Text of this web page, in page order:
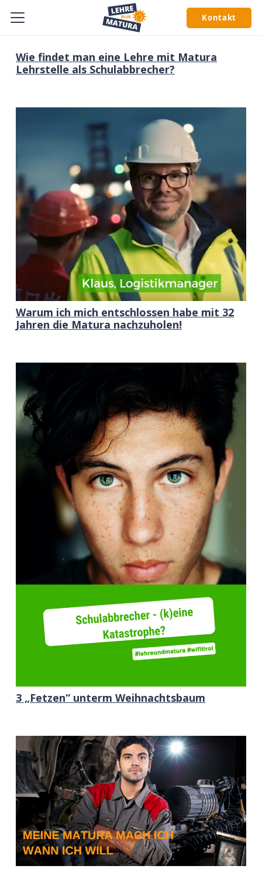
Kontakt
Wie findet man eine Lehre mit Matura
Lehrstelle als Schulabbrecher?
Warum ich mich entschlossen habe mit 32
Jahren die Matura nachzuholen!
3 „Fetzen“ unterm Weihnachtsbaum